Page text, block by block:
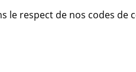
respect de nos codes de